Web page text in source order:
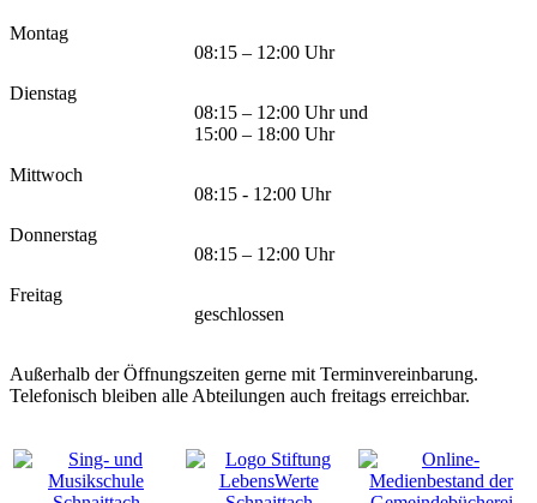
Montag
08:15 – 12:00 Uhr
Dienstag
08:15 – 12:00 Uhr und
15:00 – 18:00 Uhr
Mittwoch
08:15 - 12:00 Uhr
Donnerstag
08:15 – 12:00 Uhr
Freitag
geschlossen
Außerhalb der Öffnungszeiten gerne mit Terminvereinbarung.
Telefonisch bleiben alle Abteilungen auch freitags erreichbar.